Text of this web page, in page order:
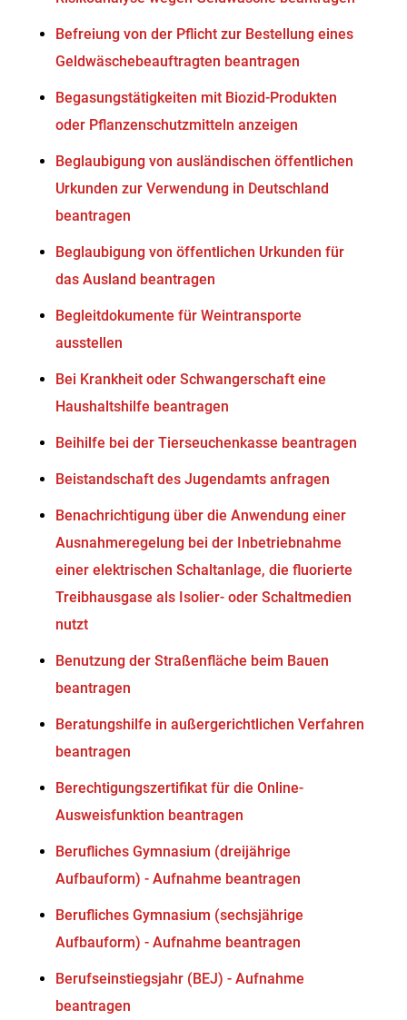
Befreiung von der Pflicht zur Bestellung eines
Geldwäschebeauftragten beantragen
Begasungstätigkeiten mit Biozid-Produkten
oder Pflanzenschutzmitteln anzeigen
Beglaubigung von ausländischen öffentlichen
Urkunden zur Verwendung in Deutschland
beantragen
Beglaubigung von öffentlichen Urkunden für
das Ausland beantragen
Begleitdokumente für Weintransporte
ausstellen
Bei Krankheit oder Schwangerschaft eine
Haushaltshilfe beantragen
Beihilfe bei der Tierseuchenkasse beantragen
Beistandschaft des Jugendamts anfragen
Benachrichtigung über die Anwendung einer
Ausnahmeregelung bei der Inbetriebnahme
einer elektrischen Schaltanlage, die fluorierte
Treibhausgase als Isolier- oder Schaltmedien
nutzt
Benutzung der Straßenfläche beim Bauen
beantragen
Beratungshilfe in außergerichtlichen Verfahren
beantragen
Berechtigungszertifikat für die Online-
Ausweisfunktion beantragen
Berufliches Gymnasium (dreijährige
Aufbauform) - Aufnahme beantragen
Berufliches Gymnasium (sechsjährige
Aufbauform) - Aufnahme beantragen
Berufseinstiegsjahr (BEJ) - Aufnahme
beantragen